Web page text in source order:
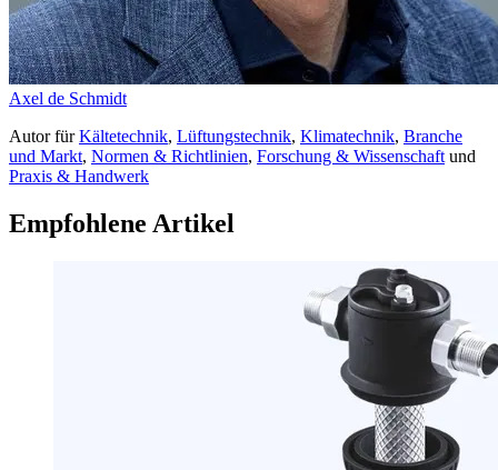
Axel de Schmidt
AutorfürKältetechnik, Lüftungstechnik, Klimatechnik, Branche
und Markt, Normen & Richtlinien, Forschung & Wissenschaft und
Praxis & Handwerk
Empfohlene Artikel